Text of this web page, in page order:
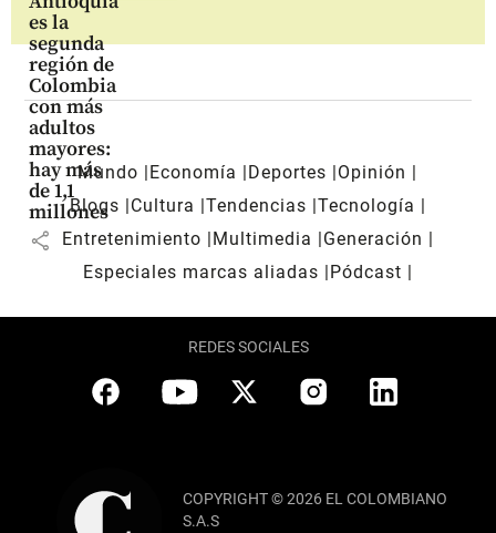
es la
segunda
región de
Colombia
con más
adultos
mayores:
hay más
de 1,1
millones
share
Mundo Economía Deportes
Opinión
Blogs
Cultura Tendencias Tecnología
Entretenimiento
Multimedia
Generación
Especiales marcas aliadas
Pódcast
REDES SOCIALES
COPYRIGHT © 2026 EL COLOMBIANO
S.A.S